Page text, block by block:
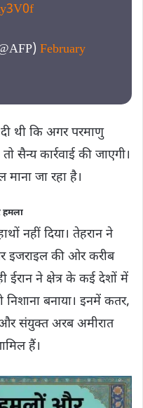
February
दी थी कि अगर परमाणु
सैन्य कार्रवाई की जाएगी।
जा रहा है।
हमला
नहीं दिया। तेहरान ने
इजराइल की ओर करीब
ईरान ने क्षेत्र के कई देशों में
बनाया। इनमें कतर,
संयुक्त अरब अमीरात
हैं।